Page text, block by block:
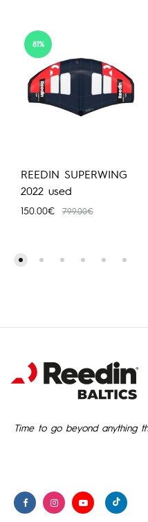
81%
REEDIN SUPERWING
2022 used
150.00€ 799.00€
Time to go beyond anything